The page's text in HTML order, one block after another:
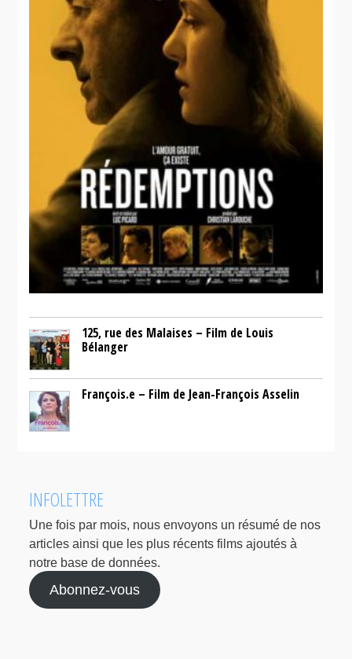
125, rue des Malaises – Film de Louis
Bélanger
François.e – Film de Jean-François Asselin
INFOLETTRE
Une fois par mois, nous envoyons un résumé de nos
articles ainsi que les plus récents films ajoutés à
notre base de données.
Abonnez-vous